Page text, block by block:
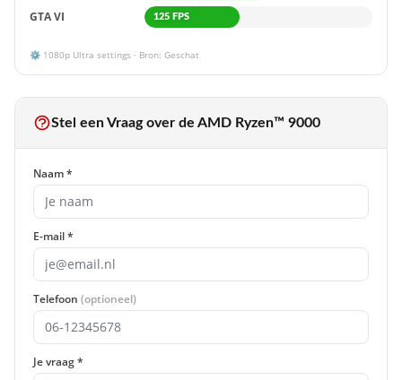
GTA VI 125 FPS
⚙️ 1080p Ultra settings · Bron: Geschat
Stel een Vraag over de AMD Ryzen™ 9000
Naam *
E-mail *
Telefoon (optioneel)
Je vraag *